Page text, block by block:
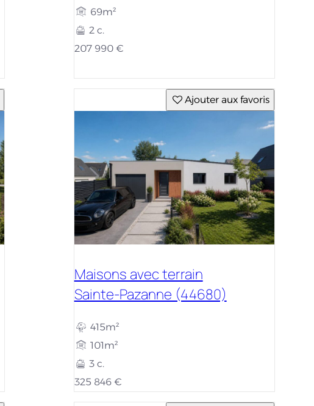
69m²
2 c.
207 990 €
Ajouter aux favoris
Maisons avec terrain
Sainte-Pazanne (44680)
415m²
101m²
3 c.
325 846 €